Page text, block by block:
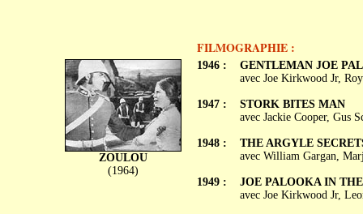
FILMOGRAPHIE :
ZOULOU
(1964)
1946 :
1947 :
1948 :
1949 :
GENTLEMAN JOE
avec Joe Kirkwood Jr,
STORK BITES MAN
avec Jackie Cooper, Gus
THE ARGYLE
avec William Gargan,
JOE PALOOKA IN
avec Joe Kirkwood Jr,